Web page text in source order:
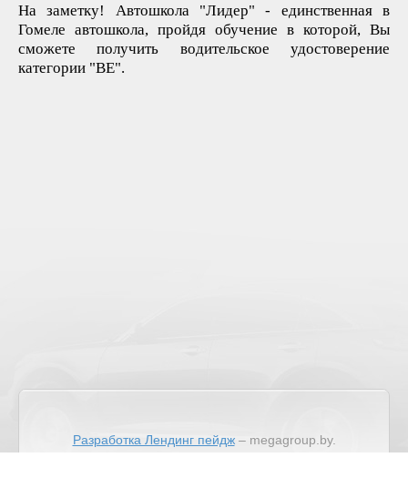
На заметку! Автошкола "Лидер" - единственная в
Гомеле автошкола, пройдя обучение в которой, Вы
сможете получить водительское удостоверение
категории "ВЕ".
Разработка Лендинг пейдж– megagroup.by.